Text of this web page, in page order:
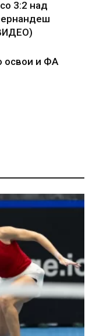
3:2 над
освои и ФА